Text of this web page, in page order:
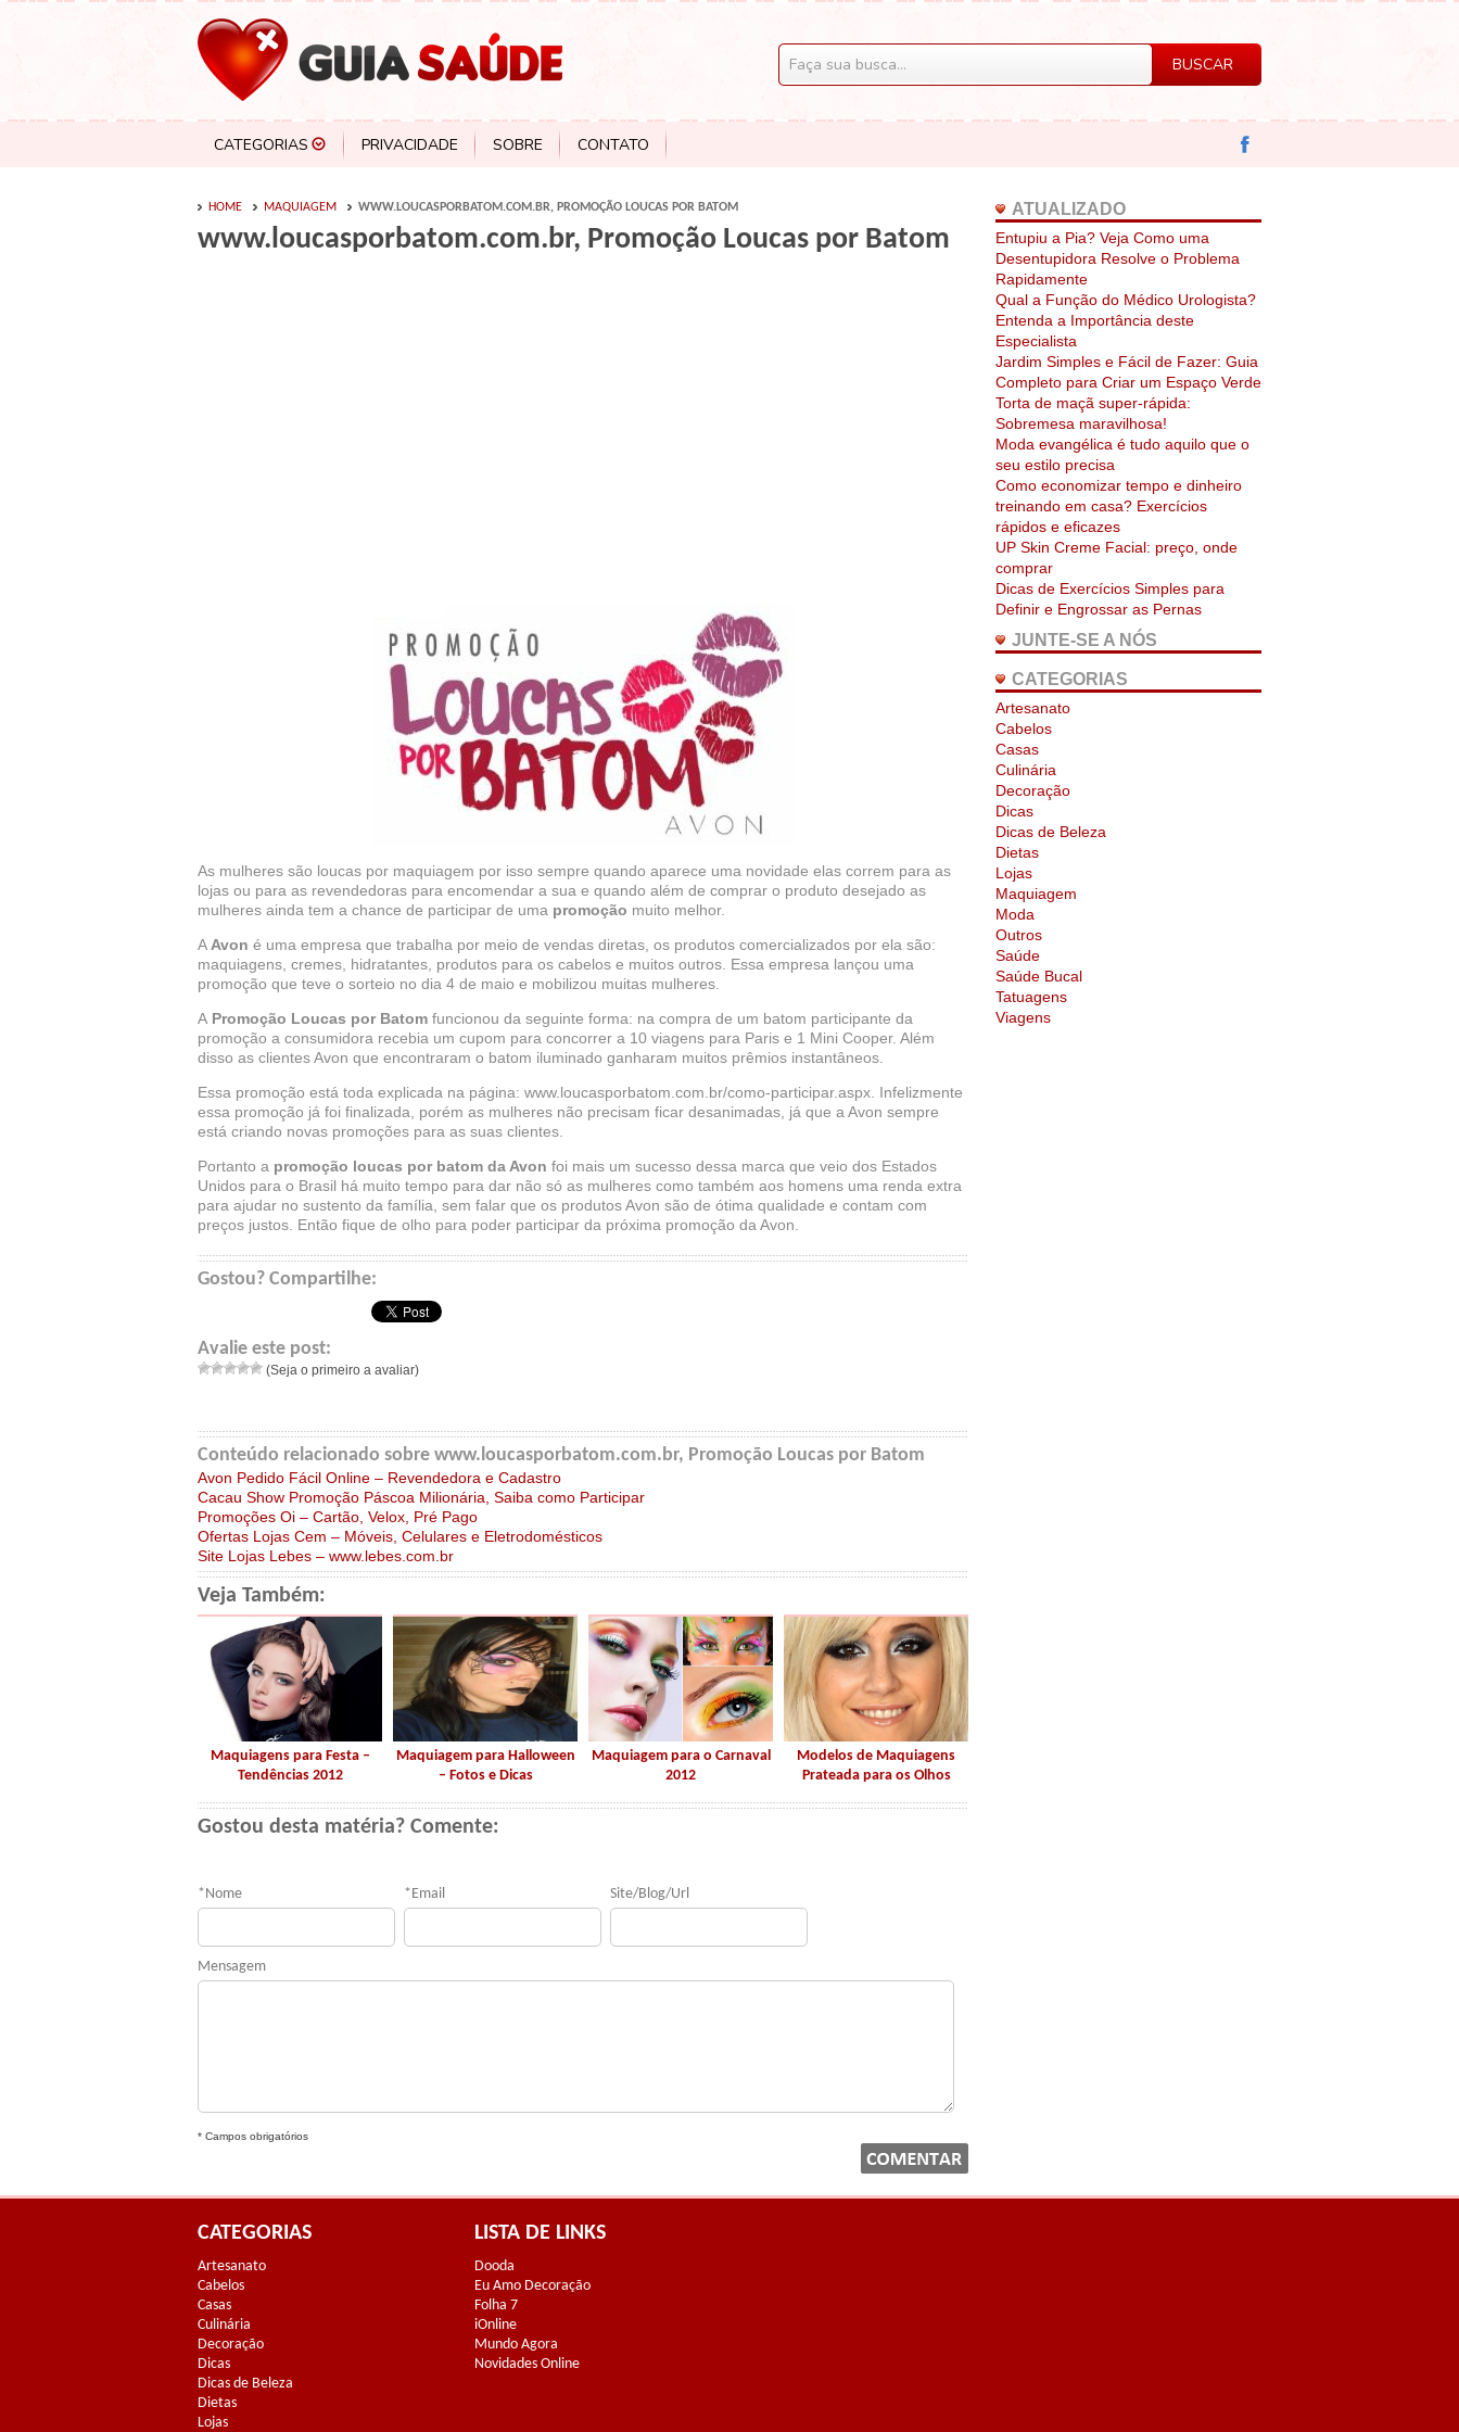
CATEGORIAS PRIVACIDADE SOBRE CONTATO
HOME MAQUIAGEM WWW.LOUCASPORBATOM.COM.BR, PROMOÇÃO LOUCAS POR BATOM
www.loucasporbatom.com.br, Promoção Loucas por Batom
As mulheres são loucas por maquiagem por isso sempre quando aparece uma novidade elas correm para as
lojas ou para as revendedoras para encomendar a sua e quando além de comprar o produto desejado as
mulheres ainda tem a chance de participar de uma promoção muito melhor.
A Avon é uma empresa que trabalha por meio de vendas diretas, os produtos comercializados por ela são:
maquiagens, cremes, hidratantes, produtos para os cabelos e muitos outros. Essa empresa lançou uma
promoção que teve o sorteio no dia 4 de maio e mobilizou muitas mulheres.
A Promoção Loucas por Batom funcionou da seguinte forma: na compra de um batom participante da
promoção a consumidora recebia um cupom para concorrer a 10 viagens para Paris e 1 Mini Cooper. Além
disso as clientes Avon que encontraram o batom iluminado ganharam muitos prêmios instantâneos.
Essa promoção está toda explicada na página: www.loucasporbatom.com.br/como-participar.aspx. Infelizmente
essa promoção já foi finalizada, porém as mulheres não precisam ficar desanimadas, já que a Avon sempre
está criando novas promoções para as suas clientes.
Portanto a promoção loucas por batom da Avon foi mais um sucesso dessa marca que veio dos Estados
Unidos para o Brasil há muito tempo para dar não só as mulheres como também aos homens uma renda extra
para ajudar no sustento da família, sem falar que os produtos Avon são de ótima qualidade e contam com
preços justos. Então fique de olho para poder participar da próxima promoção da Avon.
Gostou? Compartilhe:
Avalie este post:
(Seja o primeiro a avaliar)
Conteúdo relacionado sobre www.loucasporbatom.com.br, Promoção Loucas por Batom
Avon Pedido Fácil Online – Revendedora e Cadastro
Cacau Show Promoção Páscoa Milionária, Saiba como Participar
Promoções Oi – Cartão, Velox, Pré Pago
Ofertas Lojas Cem – Móveis, Celulares e Eletrodomésticos
Site Lojas Lebes – www.lebes.com.br
Veja Também:
Maquiagens para Festa –
Tendências 2012
Maquiagem para Halloween
– Fotos e Dicas
Maquiagem para o Carnaval
2012
Modelos de Maquiagens
Prateada para os Olhos
Gostou desta matéria? Comente:
* Nome * Email Site/Blog/Url
Mensagem
* Campos obrigatórios
ATUALIZADO
Entupiu a Pia? Veja Como uma
Desentupidora Resolve o Problema
Rapidamente
Qual a Função do Médico Urologista?
Entenda a Importância deste
Especialista
Jardim Simples e Fácil de Fazer: Guia
Completo para Criar um Espaço Verde
Torta de maçã super-rápida:
Sobremesa maravilhosa!
Moda evangélica é tudo aquilo que o
seu estilo precisa
Como economizar tempo e dinheiro
treinando em casa? Exercícios
rápidos e eficazes
UP Skin Creme Facial: preço, onde
comprar
Dicas de Exercícios Simples para
Definir e Engrossar as Pernas
JUNTE-SE A NÓS
CATEGORIAS
Artesanato
Cabelos
Casas
Culinária
Decoração
Dicas
Dicas de Beleza
Dietas
Lojas
Maquiagem
Moda
Outros
Saúde
Saúde Bucal
Tatuagens
Viagens
CATEGORIAS
Artesanato
Cabelos
Casas
Culinária
Decoração
Dicas
Dicas de Beleza
Dietas
Lojas
LISTA DE LINKS
Dooda
Eu Amo Decoração
Folha 7
iOnline
Mundo Agora
Novidades Online